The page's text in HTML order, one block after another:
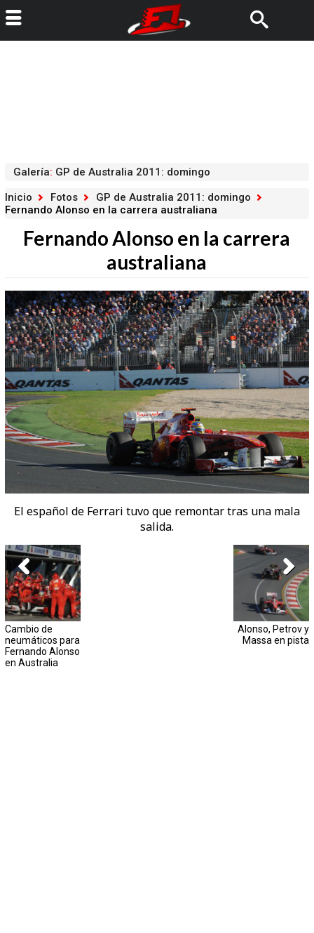
Galería: GP de Australia 2011: domingo
Inicio
Fotos
GP de Australia 2011: domingo
Fernando Alonso en la carrera australiana
Fernando Alonso en la carrera
australiana
El español de Ferrari tuvo que remontar tras una mala
salida.
Cambio de
neumáticos para
Fernando Alonso
en Australia
Alonso, Petrov y
Massa en pista